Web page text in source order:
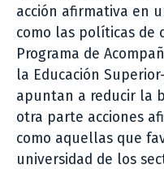
acción afirmativa en
como las políticas de
Programa de
la Educación
apuntan a reducir la
otra parte acciones
como aquellas que
universidad de los